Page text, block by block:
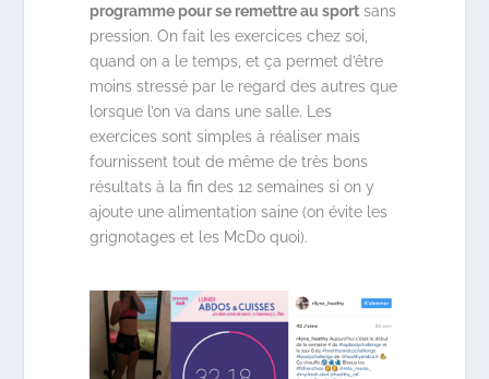
programme pour se remettre au sport sans
pression. On fait les exercices chez soi,
quand on a le temps, et ça permet d’être
moins stressé par le regard des autres que
lorsque l’on va dans une salle. Les
exercices sont simples à réaliser mais
fournissent tout de même de très bons
résultats à la fin des 12 semaines si on y
ajoute une alimentation saine (on évite les
grignotages et les McDo quoi).